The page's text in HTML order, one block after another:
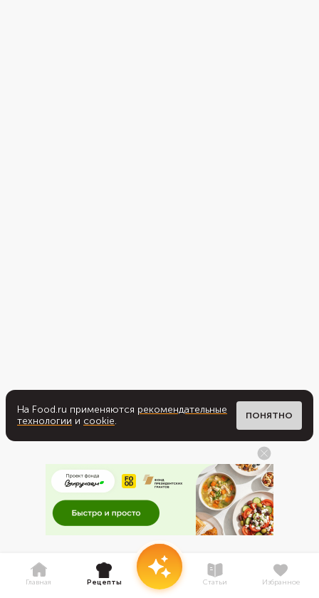
На Food.ru применяются рекомендательные
технологии и cookie. ПОНЯТНО
Главная Рецепты Статьи Избранное